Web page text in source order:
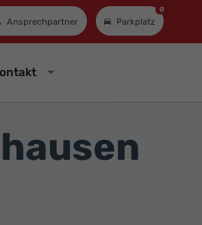
Ansprechpartner Parkplatz
0